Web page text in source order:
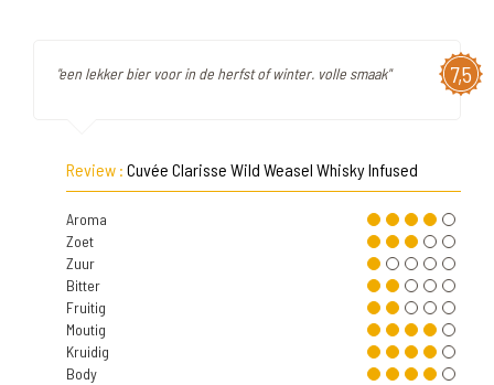
7,5
"een lekker bier voor in de herfst of winter. volle smaak"
Review : Cuvée Clarisse Wild Weasel Whisky Infused
Aroma
Zoet
Zuur
Bitter
Fruitig
Moutig
Kruidig
Body